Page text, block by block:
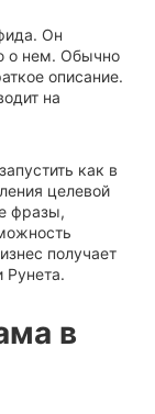
Он
о нем. Обычно
описание.
на
как в
целевой
фразы,
получает
Рунета.
в